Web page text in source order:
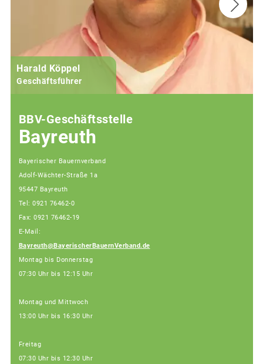
Harald Köppel
Geschäftsführer
BBV-Geschäftsstelle
Bayreuth
Bayerischer Bauernverband
Adolf-Wächter-Straße 1a
95447 Bayreuth
Tel: 0921 76462-0
Fax: 0921 76462-19
E-Mail:
Bayreuth@BayerischerBauernVerband.de
Montag bis Donnerstag
07:30 Uhr bis 12:15 Uhr
Montag und Mittwoch
13:00 Uhr bis 16:30 Uhr
Freitag
07:30 Uhr bis 12:30 Uhr